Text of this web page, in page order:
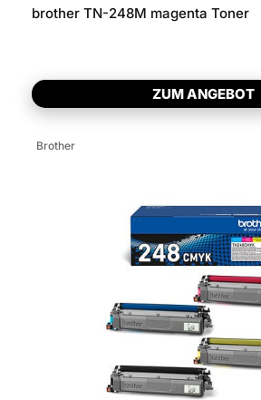
brother TN-248M magenta Toner
ZUM ANGEBOT
Brother